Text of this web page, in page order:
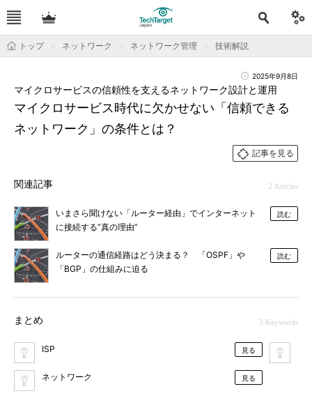
トップ ネットワーク ネットワーク管理 技術解説
2025年9月8日
マイクロサービス時代に欠かせない「信頼できる
ネットワーク」の条件とは？
マイクロサービスの信頼性を支えるネットワーク設計と運用
記事を見る
関連記事 2 Articles
いまさら聞けない「ルーター経由」でインターネット
に接続する“真の理由”
読む
ルーターの通信経路はどう決まる？ 「OSPF」や
「BGP」の仕組みに迫る
読む
まとめ 3 Keywords
ISP 見る
ネットワーク 見る